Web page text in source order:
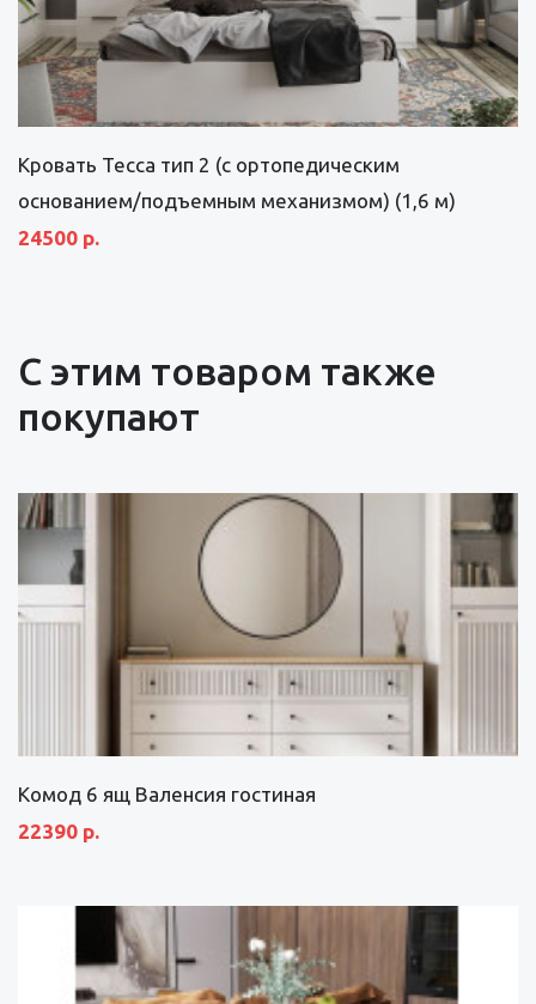
Кровать Тесса тип 2 (с ортопедическим
основанием/подъемным механизмом) (1,6 м)
24500 р.
С этим товаром также
покупают
Комод 6 ящ Валенсия гостиная
22390 р.